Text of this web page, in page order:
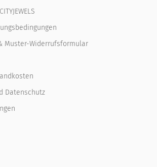
Muster-Widerrufsformular
Datenschutz